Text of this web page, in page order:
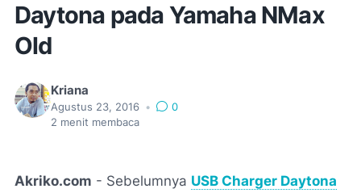
Daytona pada Yamaha NMax
Old
Kriana
Agustus 23, 2016 •
0
2 menit membaca
Akriko.com - Sebelumnya USB Charger Daytona